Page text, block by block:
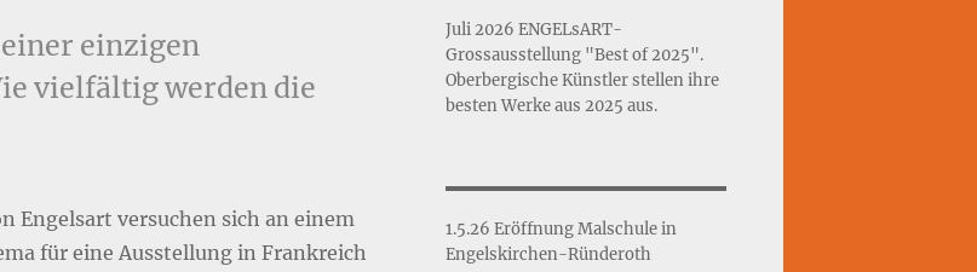
einzigen
vielfältig werden die
Engelsart versuchen sich an einem
für eine Ausstellung in Frankreich
Juli 2026 ENGELsART-
Grossausstellung "Best of 2025".
Oberbergische Künstler stellen ihre
besten Werke aus 2025 aus.
1.5.26 Eröffnung Malschule in
Engelskirchen-Ründeroth